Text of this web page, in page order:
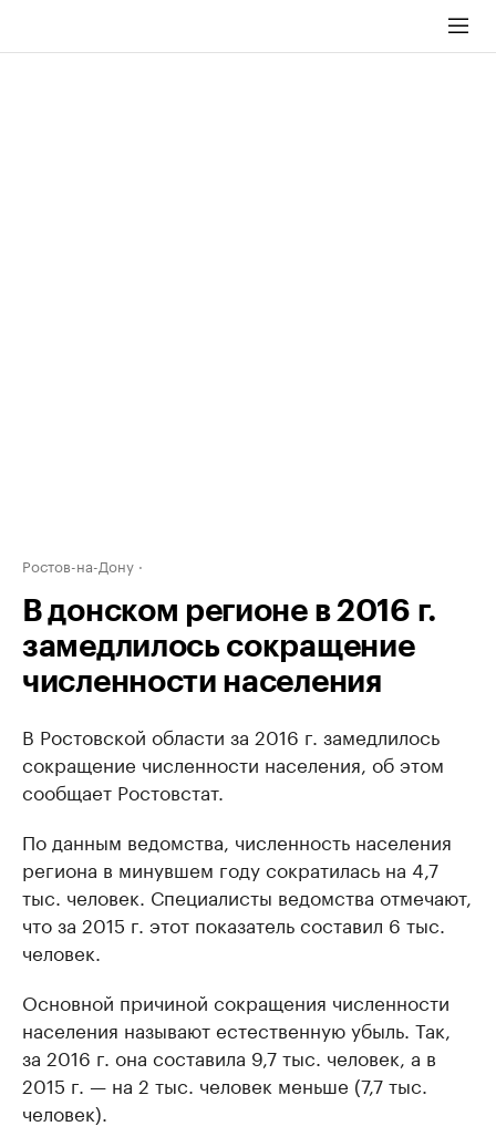
Ростов-на-Дону
В донском регионе в 2016 г.
замедлилось сокращение
численности населения
В Ростовской области за 2016 г. замедлилось
сокращение численности населения, об этом
сообщает Ростовстат.
По данным ведомства, численность населения
региона в минувшем году сократилась на 4,7
тыс. человек. Специалисты ведомства отмечают,
что за 2015 г. этот показатель составил 6 тыс.
человек.
Основной причиной сокращения численности
населения называют естественную убыль. Так,
за 2016 г. она составила 9,7 тыс. человек, а в
2015 г. — на 2 тыс. человек меньше (7,7 тыс.
человек).